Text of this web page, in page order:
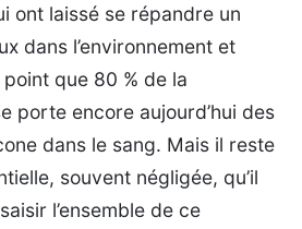
ont laissé se répandre un
dans l’environnement et
que 80 % de la
porte encore aujourd’hui des
dans le sang. Mais il reste
souvent négligée, qu’il
l’ensemble de ce